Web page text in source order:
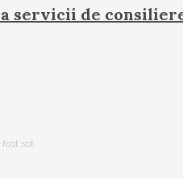
fost sot
servicii de